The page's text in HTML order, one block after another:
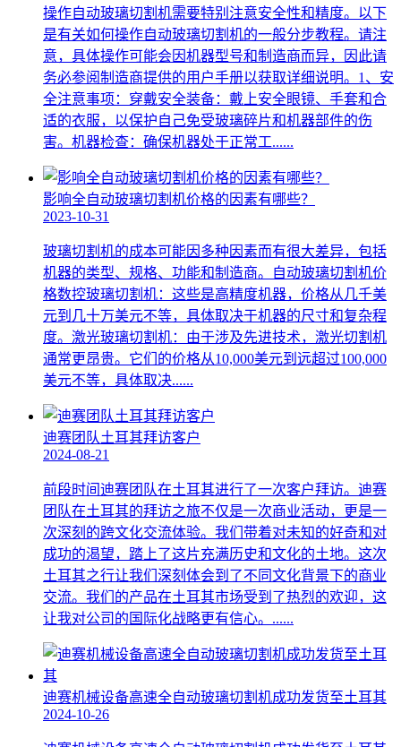
操作自动玻璃切割机需要特别注意安全性和精度。以下
是有关如何操作自动玻璃切割机的一般分步教程。请注
意，具体操作可能会因机器型号和制造商而异，因此请
务必参阅制造商提供的用户手册以获取详细说明。1、安
全注意事项：穿戴安全装备：戴上安全眼镜、手套和合
适的衣服，以保护自己免受玻璃碎片和机器部件的伤
害。机器检查：确保机器处于正常工......
影响全自动玻璃切割机价格的因素有哪些？
2023-10-31
玻璃切割机的成本可能因多种因素而有很大差异，包括
机器的类型、规格、功能和制造商。自动玻璃切割机价
格数控玻璃切割机：这些是高精度机器，价格从几千美
元到几十万美元不等，具体取决于机器的尺寸和复杂程
度。激光玻璃切割机：由于涉及先进技术，激光切割机
通常更昂贵。它们的价格从10,000美元到远超过100,000
美元不等，具体取决......
迪赛团队土耳其拜访客户
2024-08-21
前段时间迪赛团队在土耳其进行了一次客户拜访。迪赛
团队在土耳其的拜访之旅不仅是一次商业活动，更是一
次深刻的跨文化交流体验。我们带着对未知的好奇和对
成功的渴望，踏上了这片充满历史和文化的土地。这次
土耳其之行让我们深刻体会到了不同文化背景下的商业
交流。我们的产品在土耳其市场受到了热烈的欢迎，这
让我对公司的国际化战略更有信心。......
迪赛机械设备高速全自动玻璃切割机成功发货至土耳其
2024-10-26